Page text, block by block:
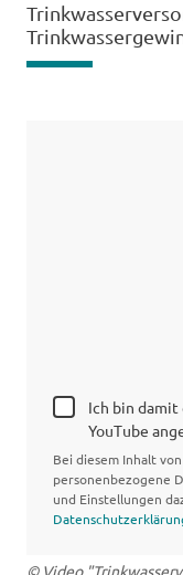
Ich bin damit
YouTube
Bei diesem Inhalt
personenbezogene
und Einstellungen
© Video